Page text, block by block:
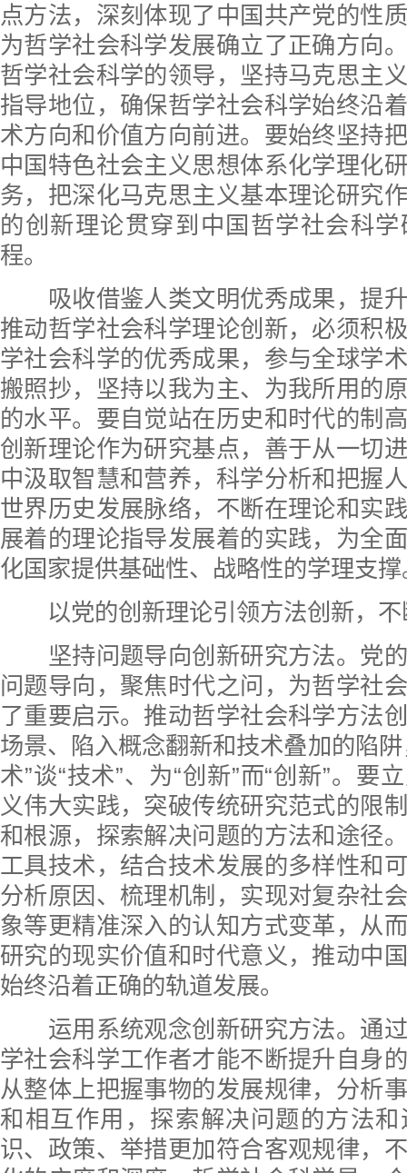
点方法，深刻体现了中国共产党的性
为哲学社会科学发展确立了正确方向
哲学社会科学的领导，坚持马克思主
指导地位，确保哲学社会科学始终沿
术方向和价值方向前进。要始终坚持
中国特色社会主义思想体系化学理化
务，把深化马克思主义基本理论研究
的创新理论贯穿到中国哲学社会科
程。
吸收借鉴人类文明优秀成果，提升
推动哲学社会科学理论创新，必须积
学社会科学的优秀成果，参与全球学
搬照抄，坚持以我为主、为我所用的
的水平。要自觉站在历史和时代的制
创新理论作为研究基点，善于从一切
中汲取智慧和营养，科学分析和把握
世界历史发展脉络，不断在理论和实
展着的理论指导发展着的实践，为全
化国家提供基础性、战略性的学理支撑
以党的创新理论引领方法创新，不
坚持问题导向创新研究方法。党的
问题导向，聚焦时代之问，为哲学社
了重要启示。推动哲学社会科学方法
场景、陷入概念翻新和技术叠加的陷
术”谈“技术”、为“创新”而“创新”。要
义伟大实践，突破传统研究范式的限
和根源，探索解决问题的方法和途径
工具技术，结合技术发展的多样性和
分析原因、梳理机制，实现对复杂社
象等更精准深入的认知方式变革，从
研究的现实价值和时代意义，推动中
始终沿着正确的轨道发展。
运用系统观念创新研究方法。通过
学社会科学工作者才能不断提升自身
从整体上把握事物的发展规律，分析
和相互作用，探索解决问题的方法
识、政策、举措更加符合客观规律，